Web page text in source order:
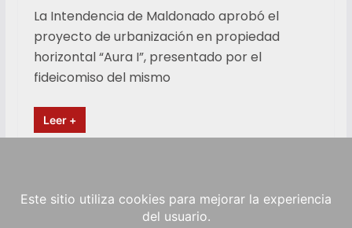
La Intendencia de Maldonado aprobó el
proyecto de urbanización en propiedad
horizontal “Aura I”, presentado por el
fideicomiso del mismo
Leer +